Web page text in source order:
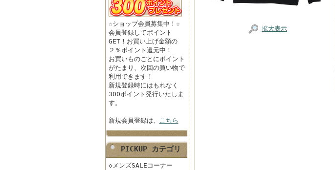
☆ショップ会員募集中！☆
会員登録してポイント
GET！お買い上げ金額の
２％ポイント還元中！
お買いものごとにポイント
がたまり、次回の買い物で
利用できます！
新規登録時にはもれなく
300ポイント発行いたしま
す。
新規会員登録は、 こちら
PICKUP カテゴリ
◇メンズSALEコーナー
拡大表示